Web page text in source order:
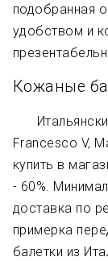
подобранная
удобством и
Кожаные
Francesco V,
купить в
- 60%.
доставка по
примерка
балетки из